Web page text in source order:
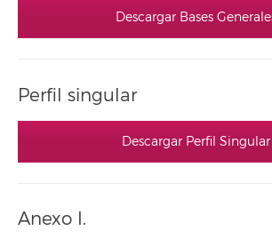
Descargar Bases
Perfil singular
Descargar Perfil Singular
Anexo I.